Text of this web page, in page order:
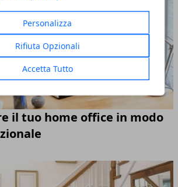
Personalizza
Rifiuta Opzionali
Accetta Tutto
il tuo home office in modo